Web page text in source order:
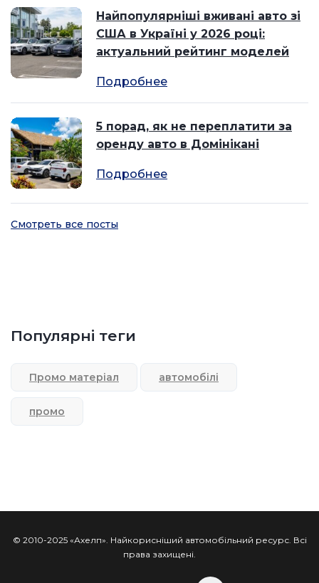
Найпопулярніші вживані авто зі
США в Україні у 2026 році:
актуальний рейтинг моделей
Подробнее
5 порад, як не переплатити за
оренду авто в Домінікані
Подробнее
Смотреть все посты
Популярні теги
Промо матеріал автомобілі
промо
© 2010-2025 «Ахелп». Найкорисніший автомобільний ресурс. Всі
права захищені.